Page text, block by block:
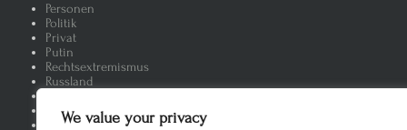
We value your privacyIch armes Schwein
Personen
Politik
Privat
Putin
Rechtsextremismus
Russland
SPD
Tiere